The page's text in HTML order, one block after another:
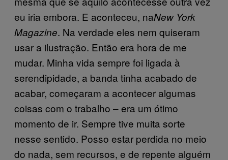
eu iria embora. E aconteceu, naNew York
Magazine. Na verdade eles nem quiseram
usar a ilustração. Então era hora de me
mudar. Minha vida sempre foi ligada à
serendipidade, a banda tinha acabado de
acabar, começaram a acontecer algumas
coisas com o trabalho – era um ótimo
momento de ir. Sempre tive muita sorte
nesse sentido. Posso estar perdida no meio
do nada, sem recursos, e de repente alguém